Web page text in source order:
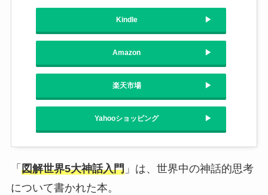
Kindle
Amazon
楽天市場
Yahooショッピング
「 図解世界5大神話入門」は、世界中の神話的思考
について書かれた本。